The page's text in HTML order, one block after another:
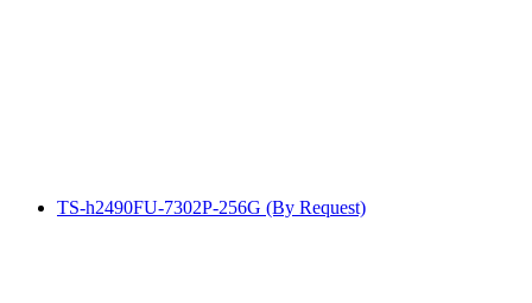
TS-h2490FU-7302P-256G (By Request)